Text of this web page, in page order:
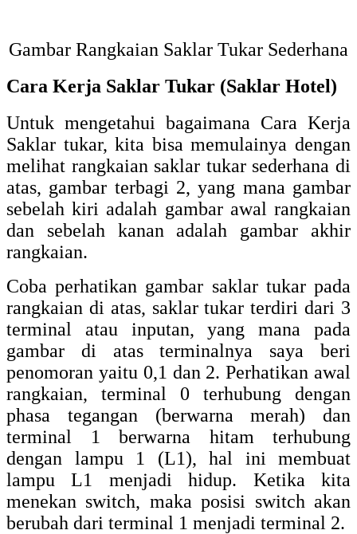
Gambar Rangkaian Saklar Tukar Sederhana
Cara Kerja Saklar Tukar (saklar Hotel)
Untuk mengetahui bagaimana Cara Kerja
Saklar tukar, kita bisa memulainya dengan
melihat rangkaian saklar tukar sederhana di
atas, gambar terbagi 2, yang mana gambar
sebelah kiri adalah gambar awal rangkaian
dan sebelah kanan adalah gambar akhir
rangkaian.
Coba perhatikan gambar saklar tukar pada
rangkaian di atas, saklar tukar terdiri dari 3
terminal atau inputan, yang mana pada
gambar di atas terminalnya saya beri
penomoran yaitu 0,1 dan 2. Perhatikan awal
rangkaian, terminal 0 terhubung dengan
phasa tegangan (berwarna merah) dan
terminal 1 berwarna hitam terhubung
dengan lampu 1 (L1), hal ini membuat
lampu L1 menjadi hidup. Ketika kita
menekan switch, maka posisi switch akan
berubah dari terminal 1 menjadi terminal 2.